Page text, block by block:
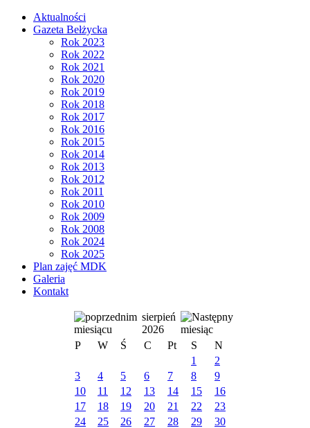
Aktualności
Gazeta Bełżycka
Rok 2023
Rok 2022
Rok 2021
Rok 2020
Rok 2019
Rok 2018
Rok 2017
Rok 2016
Rok 2015
Rok 2014
Rok 2013
Rok 2012
Rok 2011
Rok 2010
Rok 2009
Rok 2008
Rok 2024
Rok 2025
Plan zajęć MDK
Galeria
Kontakt
sierpień
2026
P
W Ś C Pt S
N
1
2
3
4 5 6 7 8
9
10
11 12 13 14 15
16
17
18 19 20 21 22
23
24
25 26 27 28 29
30